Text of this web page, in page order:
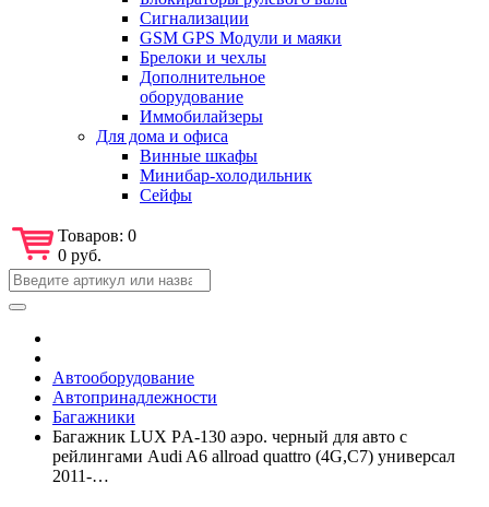
Сигнализации
GSM GPS Модули и маяки
Брелоки и чехлы
Дополнительное
оборудование
Иммобилайзеры
Для дома и офиса
Винные шкафы
Минибар-холодильник
Сейфы
Товаров: 0
0 руб.
Автооборудование
Автопринадлежности
Багажники
Багажник LUX РA-130 аэро. черный для авто с
рейлингами Audi A6 allroad quattro (4G,C7) универсал
2011-…